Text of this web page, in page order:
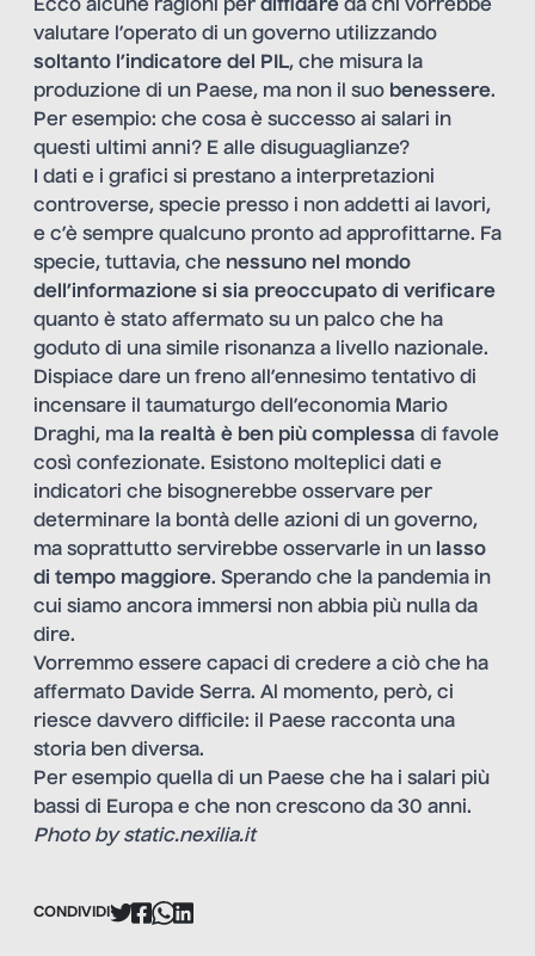
Ecco alcune ragioni per diffidare da chi vorrebbe
valutare l’operato di un governo utilizzando
soltanto l’indicatore del PIL, che misura la
produzione di un Paese, ma non il suo benessere.
Per esempio: che cosa è successo ai salari in
questi ultimi anni? E alle disuguaglianze?
I dati e i grafici si prestano a interpretazioni
controverse, specie presso i non addetti ai lavori,
e c’è sempre qualcuno pronto ad approfittarne. Fa
specie, tuttavia, che nessuno nel mondo
dell’informazione si sia preoccupato di verificare
quanto è stato affermato su un palco che ha
goduto di una simile risonanza a livello nazionale.
Dispiace dare un freno all’ennesimo tentativo di
incensare il taumaturgo dell’economia Mario
Draghi, ma la realtà è ben più complessa di favole
così confezionate. Esistono molteplici dati e
indicatori che bisognerebbe osservare per
determinare la bontà delle azioni di un governo,
ma soprattutto servirebbe osservarle in un lasso
di tempo maggiore. Sperando che la pandemia in
cui siamo ancora immersi non abbia più nulla da
dire.
Vorremmo essere capaci di credere a ciò che ha
affermato Davide Serra. Al momento, però, ci
riesce davvero difficile: il Paese racconta una
storia ben diversa.
Per esempio quella di un Paese che ha i salari più
bassi di Europa e che non crescono da 30 anni.
Photo by static.nexilia.it
CONDIVIDI